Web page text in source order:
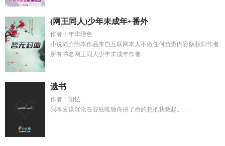
(网王同人)少年未成年+番外
作者：年华瑾色
小说简介附本作品来自互联网本人不做任何负责内容版权归作者
所有书名网王同人少年未成年作者...
遗书
作者：阳忆
我本应该沉沦在谷底唯独你拚了命的想把我救起。...